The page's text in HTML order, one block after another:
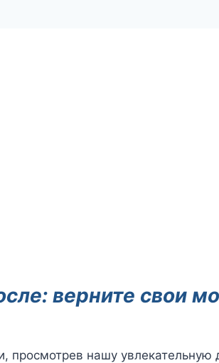
верните свои
нашу увлекательную